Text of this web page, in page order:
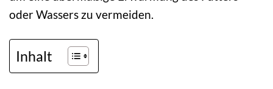
oder Wassers zu vermeiden.
Inhalt